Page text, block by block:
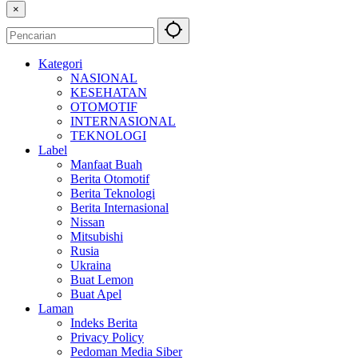
×
Kategori
NASIONAL
KESEHATAN
OTOMOTIF
INTERNASIONAL
TEKNOLOGI
Label
Manfaat Buah
Berita Otomotif
Berita Teknologi
Berita Internasional
Nissan
Mitsubishi
Rusia
Ukraina
Buat Lemon
Buat Apel
Laman
Indeks Berita
Privacy Policy
Pedoman Media Siber